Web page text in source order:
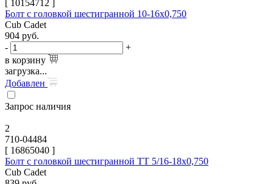
[ 10154712 ]
Болт с головкой шестигранной 10-16х0,750
Cub Cadet
904 руб.
-
+
в корзину
загрузка...
Добавлен
Запрос наличия
2
710-04484
[ 16865040 ]
Болт с головкой шестигранной TT 5/16-18х0,750
Cub Cadet